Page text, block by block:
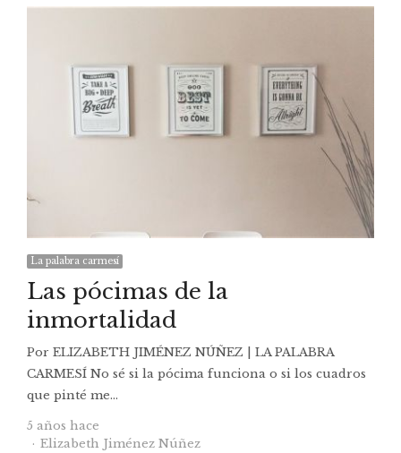
La palabra carmesí
Las pócimas de la
inmortalidad
Por ELIZABETH JIMÉNEZ NÚÑEZ | LA PALABRA
CARMESÍ No sé si la pócima funciona o si los cuadros
que pinté me…
5 años hace
Autor
Elizabeth Jiménez Núñez